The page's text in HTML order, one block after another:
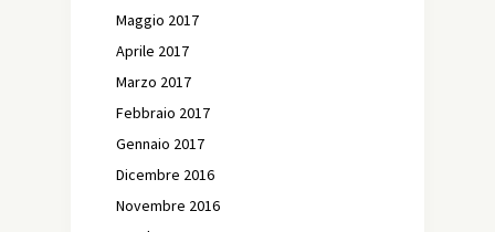
Maggio 2017
Aprile 2017
Marzo 2017
Febbraio 2017
Gennaio 2017
Dicembre 2016
Novembre 2016